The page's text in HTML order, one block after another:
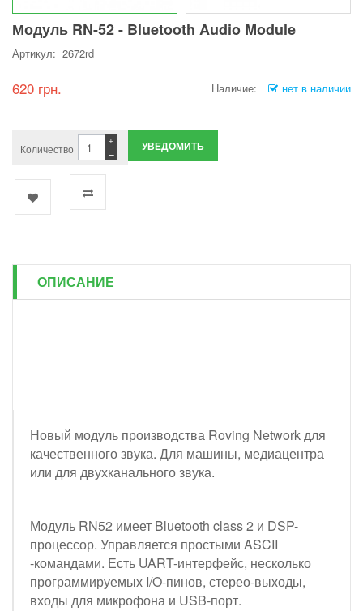
Модуль RN-52 - Bluetooth Audio Module
Артикул: 2672rd
620 грн. Наличие: нет в наличии
Количество −
+ УВЕДОМИТЬ
ОПИСАНИЕ
Новый модуль производства Roving Network для
качественного звука. Для машины, медиацентра
или для двухканального звука.
Модуль RN52 имеет Bluetooth class 2 и DSP-
процессор. Управляется простыми ASCII
-командами. Есть UART-интерфейс, несколько
программируемых I/O-пинов, стерео-выходы,
входы для микрофона и USB-порт.